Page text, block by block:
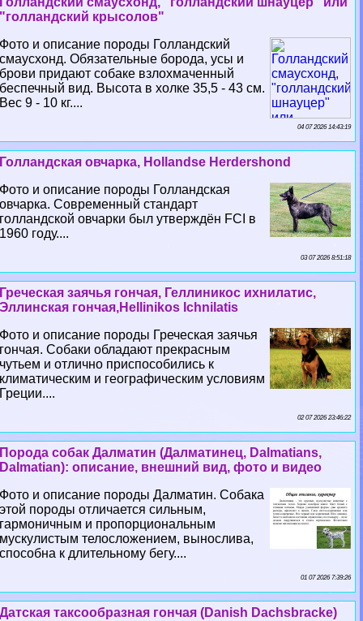
"голландский крысолов"
Фото и описание породы Голландский
смаусхонд. Обязательные борода, усы и
брови придают собаке взлохмаченный
беспечный вид. Высота в холке 35,5 - 43 см.
Вес 9 - 10 кг....
04 07 2026 14:43:19
Голландская овчарка, Hollandse Herdershond
Фото и описание породы Голландская
овчарка. Современный стандарт
голландской овчарки был утверждён FCI в
1960 году....
03 07 2026 8:51:18
Греческая заячья гончая, Геллиникос ихнилатис,
Эллинская гончая,Hellinikos Ichnilatis
Фото и описание породы Греческая заячья
гончая. Собаки обладают прекрасным
чутьем и отлично приспособились к
климатическим и географическим условиям
Греции....
02 07 2026 23:46:22
Порода собак Далматин (Далматинец, Dalmatians,
Dalmatian): описание, внешний вид, фото и видео
Фото и описание породы Далматин. Собака
этой породы отличается сильным,
гармоничным и пропорциональным
мускулистым телосложением, вынослива,
способна к длительному бегу....
01 07 2026 7:39:26
Датская таксообразная гончая (Danish Dachsbracke)